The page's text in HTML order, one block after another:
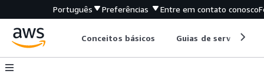
Português Preferências Entre em contato conosco
Conceitos básicos Guias de serviço